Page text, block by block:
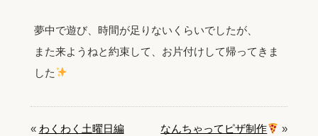
夢中で遊び、時間が足りないくらいでしたが、
また来ようねと約束して、お片付けして帰ってきま
した
« わくわく土曜日編 なんちゃってピザ制作 »